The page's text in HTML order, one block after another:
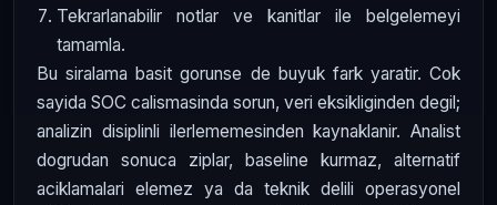
Tekrarlanabilir notlar ve kanitlar ile belgelemeyi
tamamla.
Bu siralama basit gorunse de buyuk fark yaratir. Cok
sayida SOC calismasinda sorun, veri eksikliginden degil;
analizin disiplinli ilerlememesinden kaynaklanir. Analist
dogrudan sonuca ziplar, baseline kurmaz, alternatif
aciklamalari elemez ya da teknik delili operasyonel